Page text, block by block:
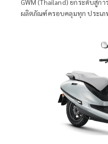
GWM (Thailand) ยกระดับสู่ก
ผลิตภัณฑ์ครอบคลุมทุก ประเภ